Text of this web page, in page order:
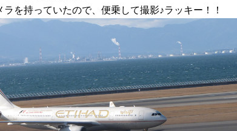
ラを持っていたので、便乗して撮影♪ラッキー！！